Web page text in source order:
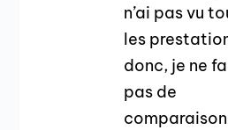
n’ai pas vu
les
donc, je ne
pas de